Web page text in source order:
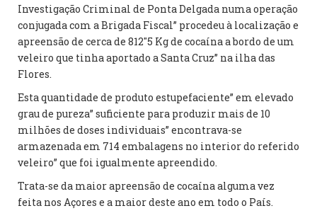
Investigação Criminal de Ponta Delgada numa operação
conjugada com a Brigada Fiscal” procedeu à localização e
apreensão de cerca de 812″5 Kg de cocaína a bordo de um
veleiro que tinha aportado a Santa Cruz” na ilha das
Flores.
Esta quantidade de produto estupefaciente” em elevado
grau de pureza” suficiente para produzir mais de 10
milhões de doses individuais” encontrava-se
armazenada em 714 embalagens no interior do referido
veleiro” que foi igualmente apreendido.
Trata-se da maior apreensão de cocaína alguma vez
feita nos Açores e a maior deste ano em todo o País.